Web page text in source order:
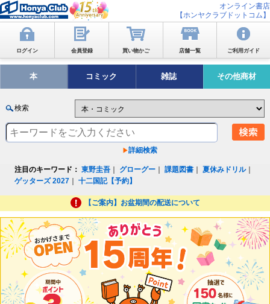
オンライン書店
【ホンヤクラブドットコム】
ログイン 会員登録 買い物かご 店舗一覧 ご利用ガイド
本 コミック 雑誌 その他商材
検索
詳細検索
注目のキーワード： 東野圭吾 グローグー ｜課題図書 ｜夏休みドリル｜
ゲッターズ 2027 ｜十二国記【予約】
【ご案内】お盆期間の配送について